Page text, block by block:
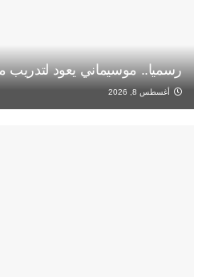
رسميا.. موسيماني يعود لتدريب
أغسطس 8, 2026